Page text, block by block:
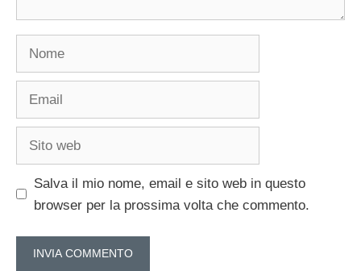
Nome
Email
Sito
Salva il mio nome, email e sito web in questo
browser per la prossima volta che commento.